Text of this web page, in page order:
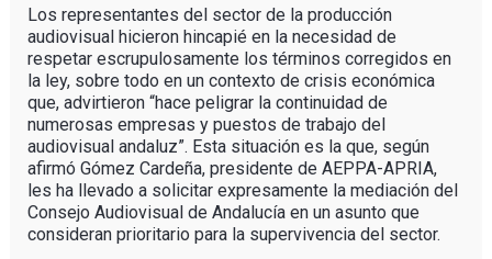
Los representantes del sector de la producción
audiovisual hicieron hincapié en la necesidad de
respetar escrupulosamente los términos corregidos en
la ley, sobre todo en un contexto de crisis económica
que, advirtieron “hace peligrar la continuidad de
numerosas empresas y puestos de trabajo del
audiovisual andaluz”. Esta situación es la que, según
afirmó Gómez Cardeña, presidente de AEPPA-APRIA,
les ha llevado a solicitar expresamente la mediación del
Consejo Audiovisual de Andalucía en un asunto que
consideran prioritario para la supervivencia del sector.